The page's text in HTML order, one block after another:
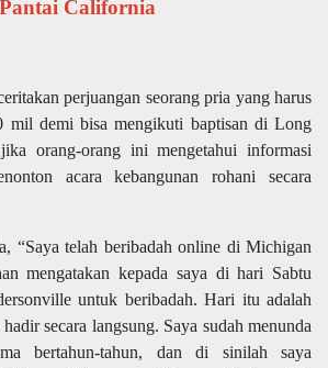
California
perjuangan seorang pria yang harus
mil demi bisa mengikuti baptisan di Long
orang-orang ini mengetahui informasi
acara kebangunan rohani secara
“Saya telah beribadah online di Michigan
mengatakan kepada saya di hari Sabtu
untuk beribadah. Hari itu adalah
secara langsung. Saya sudah menunda
bertahun-tahun, dan di sinilah saya